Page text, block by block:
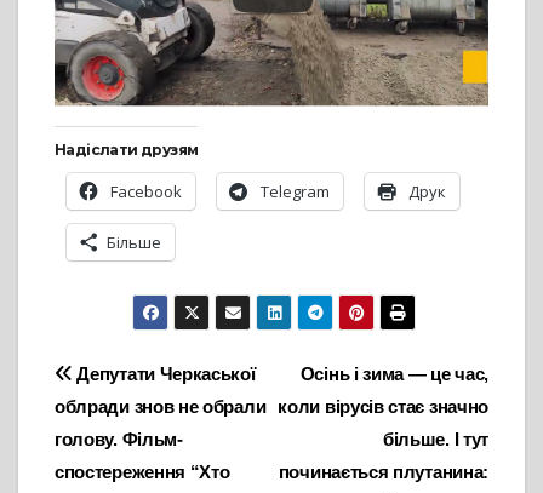
Надіслати друзям
Facebook Telegram Друк
Більше
Навігація
записів
Осінь і зима — це час,
коли вірусів стає значно
більше. І тут
починається плутанина:
Депутати Черкаської
облради знов не обрали
голову. Фільм-
спостереження “Хто